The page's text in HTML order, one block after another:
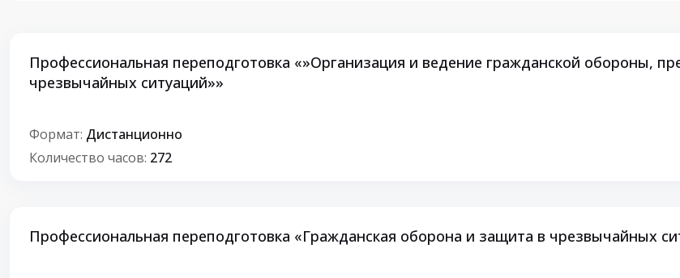
Профессиональная переподготовка «»Организация и ведение гражданской обороны,
чрезвычайных ситуаций»»
Формат: Дистанционно
Количество часов: 272
Профессиональная переподготовка «Гражданская оборона и защита в чрезвычайных